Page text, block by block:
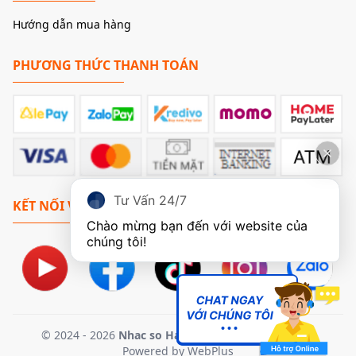
Kiến trúc này giúp giảm thiểu đáng kể nhiễu và méo
trung thực và chi tiết tối đa.
trợ luồng âm thanh PCM lên đến 24bit/192kHz qua tất
Coaxial. Điều này đảm bảo rằng thiết bị có thể xử lý các
tệp âm thanh độ phân giải cao (Hi-Res Audio) một cách
trọn vẹn, mang lại trải nghiệm nghe nhạc sống động và
chân thực, nơi từng nốt nhạc, từng chi tiết nhỏ nhất đều
được tái hiện rõ ràng.
Hướng dẫn mua hàng
PHƯƠNG THỨC THANH TOÁN
KẾT NỐI VỚI CHÚNG TÔI
© 2024 - 2026 Nhac so Ha Noi
. All Rights Reserved.
Powered by WebPlus
Tư Vấn 24/7
Chào mừng bạn đến với website của
chúng tôi!